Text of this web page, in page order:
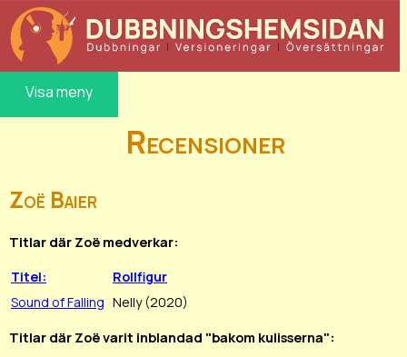
Visa meny
Recensioner
Zoë Baier
Titlar där Zoë medverkar:
Titel:
Rollfigur
Sound of Falling Nelly (2020)
Titlar där Zoë varit inblandad "bakom kulisserna":